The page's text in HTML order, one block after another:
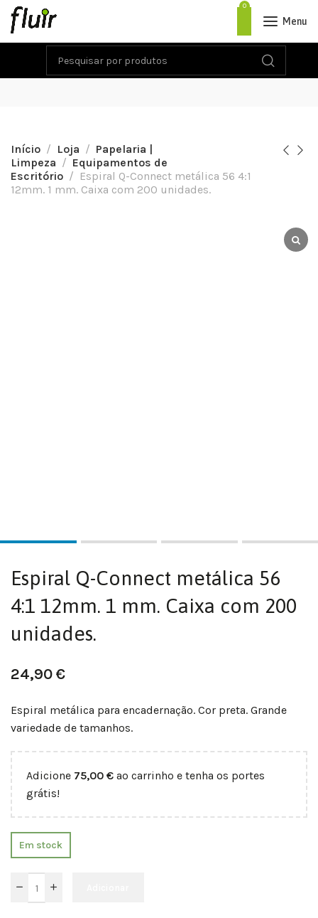
0
Menu
Início Loja
Papelaria |
Limpeza
Equipamentos de
Escritório
Espiral Q-Connect metálica 56 4:1
12mm. 1 mm. Caixa com 200 unidades.
Espiral Q-Connect metálica 56
4:1 12mm. 1 mm. Caixa com 200
unidades.
24,90€
Espiral metálica para encadernação. Cor preta. Grande
variedade de tamanhos.
Adicione 75,00 € ao carrinho e tenha os portes
grátis!
Em stock